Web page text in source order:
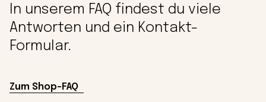
In unserem FAQ findest du viele
Antworten und ein Kontakt-
Formular.
Zum Shop-FAQ